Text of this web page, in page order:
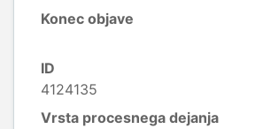
Konec objave
ID
4124135
Vrsta procesnega dejanja